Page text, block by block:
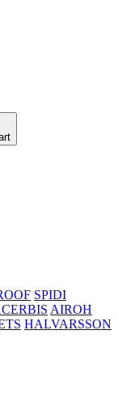
SPIDI
AIROH
HALVARSSON